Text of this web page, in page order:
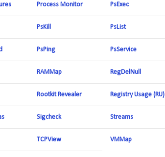
Process Monitor PsExec
PsKill PsList
PsPing PsService
RAMMap RegDelNull
Rootkit Revealer Registry Usage (RU)
Sigcheck Streams
TCPView VMMap